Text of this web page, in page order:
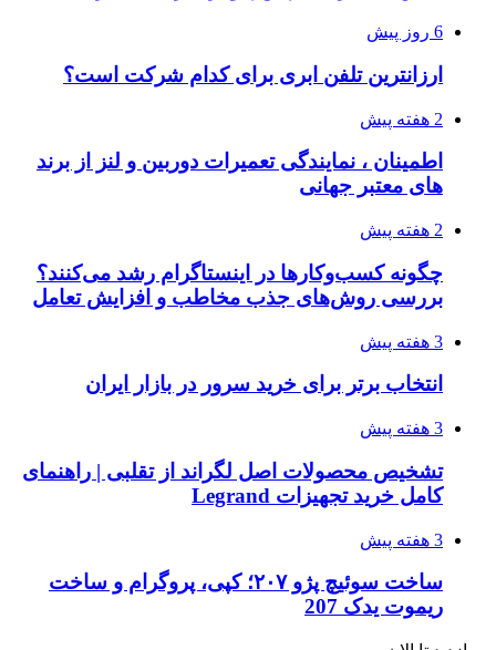
6 روز پیش
ارزانترین تلفن ابری برای کدام شرکت است؟
2 هفته پیش
اطمینان ، نمایندگی تعمیرات دوربین و لنز از برند
های معتبر جهانی
2 هفته پیش
چگونه کسب‌وکارها در اینستاگرام رشد می‌کنند؟
بررسی روش‌های جذب مخاطب و افزایش تعامل
3 هفته پیش
انتخاب برتر برای خرید سرور در بازار ایران
3 هفته پیش
تشخیص محصولات اصل لگراند از تقلبی | راهنمای
کامل خرید تجهیزات Legrand
3 هفته پیش
ساخت سوئیچ پژو ۲۰۷؛ کپی، پروگرام و ساخت
ریموت یدک 207